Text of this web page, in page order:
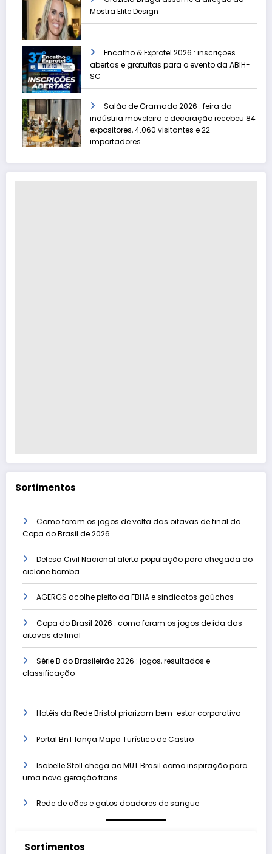
Mostra Elite Design
Encatho & Exprotel 2026 : inscrições
abertas e gratuitas para o evento da ABIH-
SC
Salão de Gramado 2026 : feira da
indústria moveleira e decoração recebeu 84
expositores, 4.060 visitantes e 22
importadores
Sortimentos
Como foram os jogos de volta das oitavas de final da
Copa do Brasil de 2026
Defesa Civil Nacional alerta população para chegada do
ciclone bomba
AGERGS acolhe pleito da FBHA e sindicatos gaúchos
Copa do Brasil 2026 : como foram os jogos de ida das
oitavas de final
Série B do Brasileirão 2026 : jogos, resultados e
classificação
Hotéis da Rede Bristol priorizam bem-estar corporativo
Portal BnT lança Mapa Turístico de Castro
Isabelle Stoll chega ao MUT Brasil como inspiração para
uma nova geração trans
Rede de cães e gatos doadores de sangue
Sortimentos